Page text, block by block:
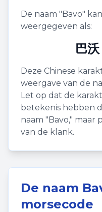
De naam "Bavo"
weergegeven als:
巴
Deze Chinese
weergave van de
Let op dat de
betekenis hebben
naam "Bavo," maar
van de klank.
De naam
morsecode